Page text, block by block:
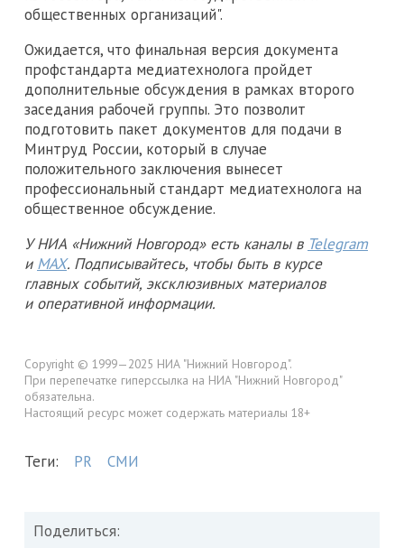
общественных организаций".
Ожидается, что финальная версия документа
профстандарта медиатехнолога пройдет
дополнительные обсуждения в рамках второго
заседания рабочей группы. Это позволит
подготовить пакет документов для подачи в
Минтруд России, который в случае
положительного заключения вынесет
профессиональный стандарт медиатехнолога на
общественное обсуждение.
У НИА «Нижний Новгород» есть каналы в Telegram
и MAX. Подписывайтесь, чтобы быть в курсе
главных событий, эксклюзивных материалов
и оперативной информации.
Copyright © 1999—2025 НИА "Нижний Новгород".
При перепечатке гиперссылка на НИА "Нижний Новгород"
обязательна.
Настоящий ресурс может содержать материалы 18+
Теги: PR СМИ
Поделиться: